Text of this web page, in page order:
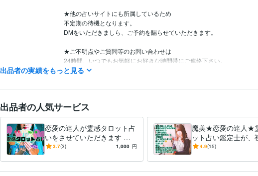
★他の占いサイトにも所属しているため
不定期の待機となります。
DMをいただきましら、ご予約を賜らせていただきます。
★ご不明点やご質問等のお問い合わせは
24時間、いつでもお気軽にお好きな時間帯にご連絡下さい。
24時間以内にお返事させていただきます！
あなたとお話しできる時を
楽しみに、お待ちしています！！
大型自動二輪 取得年 : 2017年
出品者の実績をもっと見る
出品者の人気サービス
恋愛の達人が霊感タロット占
いをさせていただきます 恋
愛 ★彼の気持ち ★不倫 ★離
3.7(3) 1,000 円
魔美★恋愛の達人★
ット占い鑑定士が、
【コスパ】上げ下げ
4.9(15)